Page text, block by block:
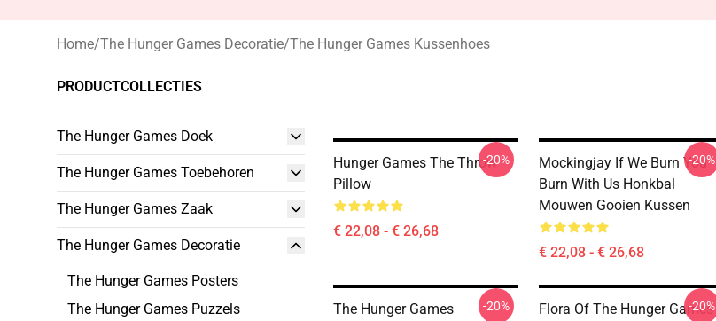
Home/The Hunger Games Decoratie/The Hunger Games Kussenhoes
PRODUCTCOLLECTIES
The Hunger Games Doek
The Hunger Games Toebehoren
The Hunger Games Zaak
The Hunger Games Decoratie
The Hunger Games Posters
The Hunger Games Puzzels
Hunger Games The Throw
Pillow
€ 22,08 - € 26,68
-20%
Mockingjay If We Burn You
Burn With Us Honkbal
Mouwen Gooien Kussen
€ 22,08 - € 26,68
-20%
The Hunger Games
-20%
Flora Of The Hunger Games
-20%